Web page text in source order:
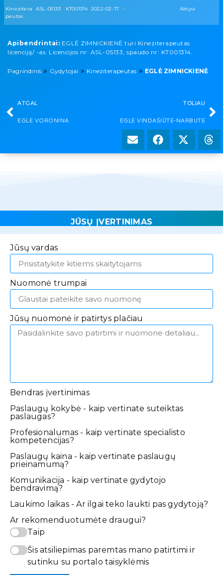
Kinezitera
peutas
ASL-05133 KT001314 2022-02-17 - Aktyvi
Apibendrintai: EGLĖ ZIMNICKIENĖ turi Kineziterapeutas
licenciją/ -as. Licencijos nr: ASL-05133, spaudo nr: KT001314.
Pagrindinis » Gydytojai » Kineziterapeutas » EGLĖ ZIMNICKIENĖ
ATGAL
EGLĖ VORONINA
TOLIAU
EGLĖ VINDAŠIŪTĖ-NARBUTĖ
JŪSŲ ĮVERTINIMAS
Jūsų vardas
Nuomonė trumpai
Jūsų nuomonė ir patirtys plačiau
Bendras įvertinimas
Paslaugų kokybė - kaip vertinate suteiktas
paslaugas?
Profesionalumas - kaip vertinate specialisto
kompetencijas?
Paslaugų kaina - kaip vertinate paslaugų
prieinamumą?
Komunikacija - kaip vertinate gydytojo
bendravimą?
Laukimo laikas - Ar ilgai teko laukti pas gydytoją?
Ar rekomenduotumėte draugui?
Taip
Šis atsiliepimas paremtas mano patirtimi ir
sutinku su portalo taisyklėmis